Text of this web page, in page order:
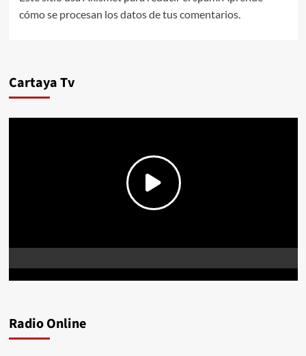
cómo se procesan los datos de tus comentarios.
Cartaya Tv
Radio Online